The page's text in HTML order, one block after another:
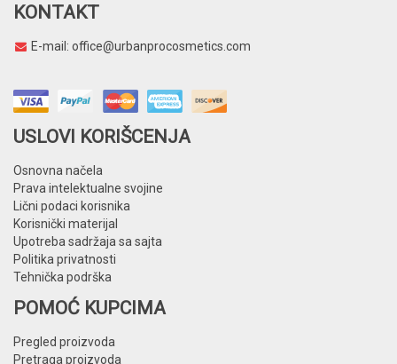
KONTAKT
E-mail: office@urbanprocosmetics.com
USLOVI KORIŠCENJA
Osnovna načela
Prava intelektualne svojine
Lični podaci korisnika
Korisnički materijal
Upotreba sadržaja sa sajta
Politika privatnosti
Tehnička podrška
POMOĆ KUPCIMA
Pregled proizvoda
Pretraga proizvoda